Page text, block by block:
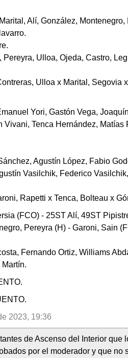
Alí, González, Montenegro,
Pereyra, Ulloa, Ojeda, Castro,
Ulloa x Marital, Segovia
Yori, Gastón Vega,
Vivani, Tenca Hernández, Matías
Agustín López, Fabio
Vasilchik, Federico
Rapetti x Tenca, Bolteau x
(FCO) - 25ST Alí, 49ST
Pereyra (H) - Garoni, Sain
Fernando Ortiz, Williams
2023, 19:36
de Ascenso del Interior que
por el moderador y que no